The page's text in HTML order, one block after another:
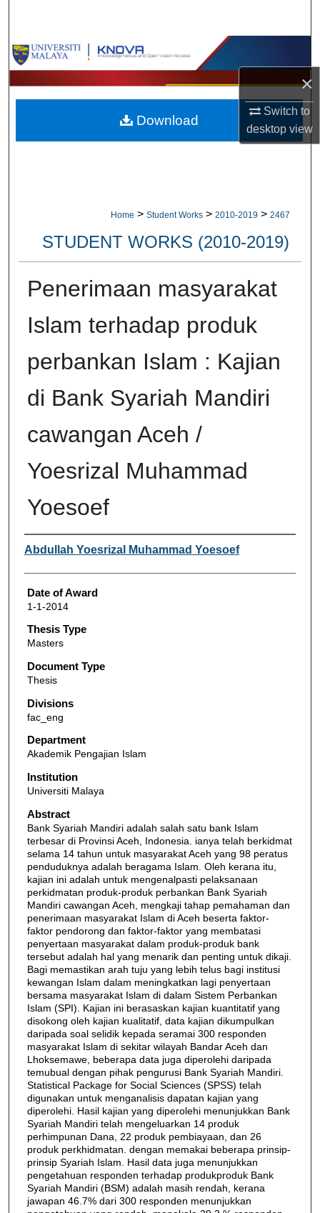
×
Switch to
desktopview
Browse Collections
My Account
About
Home > Student Works > 2010-2019 > 2467
STUDENT WORKS (2010-2019)
Penerimaan masyarakat
Islam terhadap produk
perbankan Islam : Kajian
di Bank Syariah Mandiri
cawangan Aceh /
Yoesrizal Muhammad
Yoesoef
Author
Abdullah Yoesrizal Muhammad Yoesoef
Date of Award
1-1-2014
Thesis Type
Masters
Document Type
Thesis
Divisions
fac_eng
Department
Akademik Pengajian Islam
Institution
Universiti Malaya
Abstract
Bank Syariah Mandiri adalah salah satu bank Islam
terbesar di Provinsi Aceh, Indonesia. ianya telah berkidmat
selama 14 tahun untuk masyarakat Aceh yang 98 peratus
penduduknya adalah beragama Islam. Oleh kerana itu,
kajian ini adalah untuk mengenalpasti pelaksanaan
perkidmatan produk-produk perbankan Bank Syariah
Mandiri cawangan Aceh, mengkaji tahap pemahaman dan
penerimaan masyarakat Islam di Aceh beserta faktor-
faktor pendorong dan faktor-faktor yang membatasi
penyertaan masyarakat dalam produk-produk bank
tersebut adalah hal yang menarik dan penting untuk dikaji.
Bagi memastikan arah tuju yang lebih telus bagi institusi
kewangan Islam dalam meningkatkan lagi penyertaan
bersama masyarakat Islam di dalam Sistem Perbankan
Islam (SPI). Kajian ini berasaskan kajian kuantitatif yang
disokong oleh kajian kualitatif, data kajian dikumpulkan
daripada soal selidik kepada seramai 300 responden
masyarakat Islam di sekitar wilayah Bandar Aceh dan
Lhoksemawe, beberapa data juga diperolehi daripada
temubual dengan pihak pengurusi Bank Syariah Mandiri.
Statistical Package for Social Sciences (SPSS) telah
digunakan untuk menganalisis dapatan kajian yang
diperolehi. Hasil kajian yang diperolehi menunjukkan Bank
Syariah Mandiri telah mengeluarkan 14 produk
perhimpunan Dana, 22 produk pembiayaan, dan 26
produk perkhidmatan. dengan memakai beberapa prinsip-
prinsip Syariah Islam. Hasil data juga menunjukkan
pengetahuan responden terhadap produkproduk Bank
Syariah Mandiri (BSM) adalah masih rendah, kerana
jawapan 46.7% dari 300 responden menunjukkan
Download